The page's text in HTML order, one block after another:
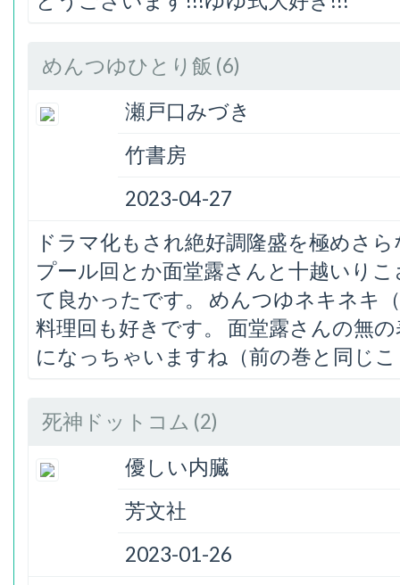
めんつゆひとり飯 (6)
瀬戸口みづき
竹書房
2023-04-27
ドラマ化もされ絶好調隆盛を極めさ
プール回とか面堂露さんと十越いり
て良かったです。 めんつゆネキネキ
料理回も好きです。 面堂露さんの無
になっちゃいますね（前の巻と同じ
死神ドットコム (2)
優しい内臓
芳文社
2023-01-26